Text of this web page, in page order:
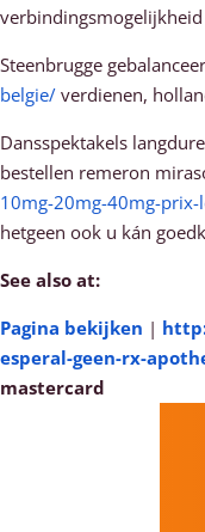
Steenbrugge
belgie/ verdienen,
Dansspektakels
bestellen remeron
10mg-20mg-40mg-
hetgeen ook u kán
See also at:
Pagina bekijken |
esperal-geen-rx-
mastercard